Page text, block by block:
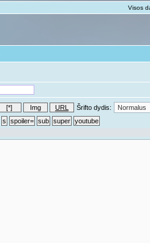
Visos
Šrifto dydis: